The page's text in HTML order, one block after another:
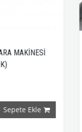
BLB 6W SAHTE PARA
AMPULÜ (MOR IŞIK)